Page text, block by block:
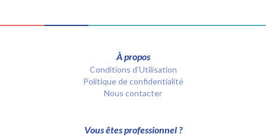
À propos
Conditions d’Utilisation
Politique de confidentialité
Nous contacter
Vous êtes professionnel ?